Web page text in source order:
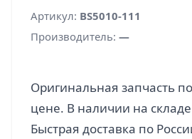
Артикул: BS5010-111
Производитель: —
Оригинальная запчасть
цене. В наличии на